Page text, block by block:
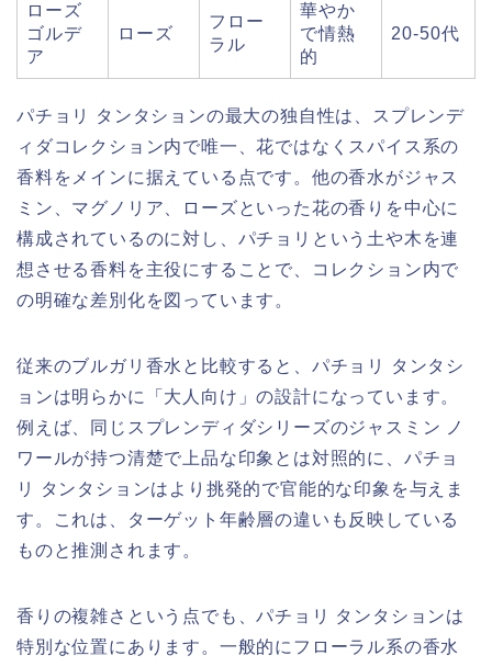
ローズ
ゴルデ
ア
ローズ
フロー
ラル
華やか
で情熱
的
20-50代
パチョリ タンタションの最大の独自性は、スプレンデ
ィダコレクション内で唯一、花ではなくスパイス系の
香料をメインに据えている点です。他の香水がジャス
ミン、マグノリア、ローズといった花の香りを中心に
構成されているのに対し、パチョリという土や木を連
想させる香料を主役にすることで、コレクション内で
の明確な差別化を図っています。
従来のブルガリ香水と比較すると、パチョリ タンタシ
ョンは明らかに「大人向け」の設計になっています。
例えば、同じスプレンディダシリーズのジャスミン ノ
ワールが持つ清楚で上品な印象とは対照的に、パチョ
リ タンタションはより挑発的で官能的な印象を与えま
す。これは、ターゲット年齢層の違いも反映している
ものと推測されます。
香りの複雑さという点でも、パチョリ タンタションは
特別な位置にあります。一般的にフローラル系の香水